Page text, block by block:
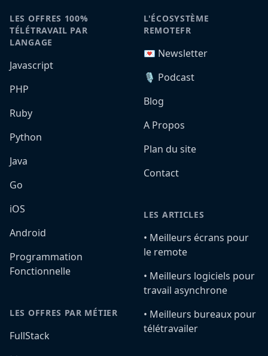
LES OFFRES 100%
TÉLÉTRAVAIL PAR
LANGAGE
Javascript
PHP
Ruby
Python
Java
Go
iOS
Android
Programmation
Fonctionnelle
LES OFFRES PAR MÉTIER
FullStack
L'ÉCOSYSTÈME
REMOTEFR
💌 Newsletter
🎙️ Podcast
Blog
A Propos
Plan du site
Contact
LES ARTICLES
•️ Meilleurs écrans pour
le remote
•️ Meilleurs logiciels pour
travail asynchrone
•️ Meilleurs bureaux pour
télétravailer